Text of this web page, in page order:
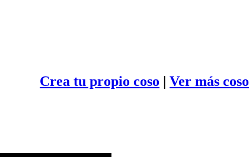
Crea tu propio coso | Ver más